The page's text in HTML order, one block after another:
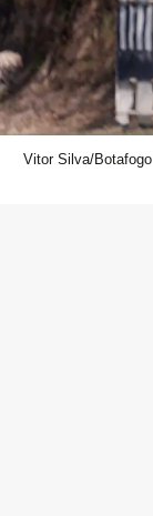
Vitor Silva/Botafogo